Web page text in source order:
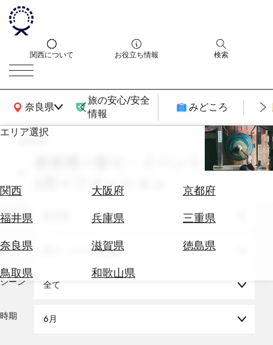
関西について お役立ち情報 検索
奈良県
関西広域MAP
旅の安心/安全
情報
みどころ
エリア選択
関西 大阪府
京都府
福井県
兵庫県
三重県
奈良県
滋賀県
徳島県
鳥取県
和歌山県
エ
券
テ
を
search
奈良県 × 祭り・イベント体験 ×
6月 × ファッション
エリア
テーマ 祭り・イベント体験
シーン 全て
時期 6月